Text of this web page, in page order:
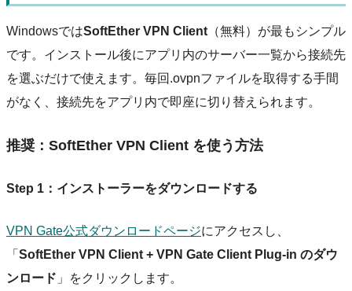
WindowsではSoftEther VPN Client （無料）が最もシンプル
です。インストール後にアプリ内のサーバー一覧から接続先
を選ぶだけで使えます。毎回.ovpnファイルを取得する手間
がなく、接続先をアプリ内で即座に切り替えられます。
推奨：SoftEther VPN Client を使う方法
Step 1：インストーラーをダウンロードする
VPN Gate公式ダウンロードページにアクセスし、
「 SoftEther VPN Client + VPN Gate Client Plug-in のダウ
ンロード 」をクリックします。